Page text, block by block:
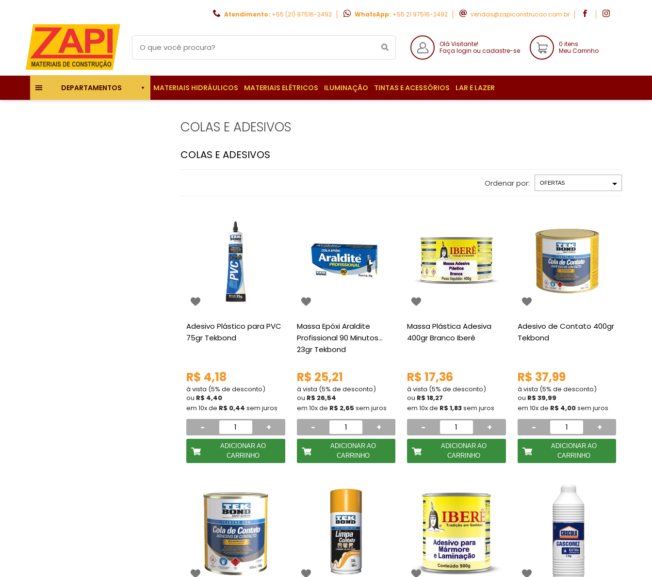
Atendimento: +55 (21) 97516-2492 WhatsApp: +55 21 97516-2492 vendas@zapiconstrucao.com.br
Olá Visitante!
Faça login ou cadastre-se
0 itens
Meu Carrinho
DEPARTAMENTOS MATERIAIS HIDRÁULICOS MATERIAIS ELÉTRICOS ILUMINAÇÃO TINTAS E ACESSÓRIOS LAR E LAZER
COLAS E ADESIVOS
COLAS E ADESIVOS
Ordenar por:
Adesivo Plástico para PVC
75gr Tekbond
R$ 4,18
à vista (5% de desconto)
ou R$ 4,40
em 10x de R$ 0,44 sem juros
- +
ADICIONAR AO
CARRINHO
Massa Epóxi Araldite
Profissional 90 Minutos
23gr Tekbond
R$ 25,21
à vista (5% de desconto)
ou R$ 26,54
em 10x de R$ 2,65 sem juros
- +
ADICIONAR AO
CARRINHO
Massa Plástica Adesiva
400gr Branco Iberê
R$ 17,36
à vista (5% de desconto)
ou R$ 18,27
em 10x de R$ 1,83sem juros
- +
ADICIONAR AO
CARRINHO
Adesivo de Contato 400gr
Tekbond
R$ 37,99
à vista (5% de desconto)
ou R$ 39,99
em 10x de R$ 4,00sem juros
- +
ADICIONAR AO
CARRINHO